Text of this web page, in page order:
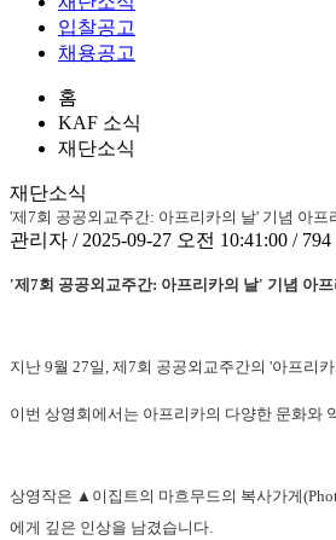
입찰공고
채용공고
홈
KAF 소식
재단소식
재단소식
'제7회 공공외교주간: 아프리카의 날' 기념 아프
관리자 / 2025-09-27 오전 10:41:00 / 794
'제7회 공공외교주간: 아프리카의 날' 기념 아
지난 9월 27일, 제7회 공공외교주간의 '아프리
이번 상영회에서는 아프리카의 다양한 문화와
상영작은 ▲이집트의 마흐무드의 복사가게
에게 깊은 인상을 남겼습니다.